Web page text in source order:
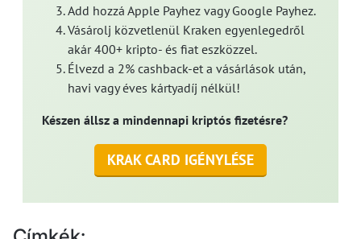
Add hozzá Apple Payhez vagy Google Payhez.
Vásárolj közvetlenül Kraken egyenlegedről
akár 400+ kripto- és fiat eszközzel.
Élvezd a 2% cashback-et a vásárlások után,
havi vagy éves kártyadíj nélkül!
Készen állsz a mindennapi kriptós fizetésre?
KRAK CARD IGÉNYLÉSE